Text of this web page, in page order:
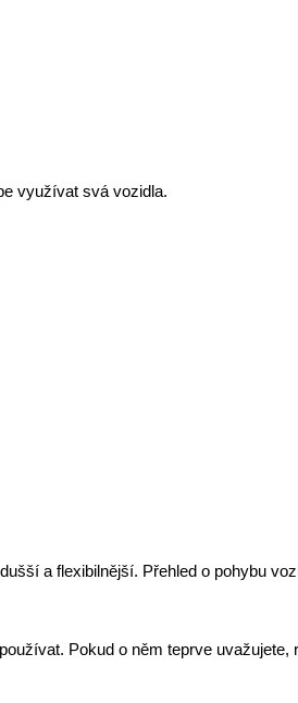
využívat svá vozidla.
a flexibilnější. Přehled o pohybu
Pokud o něm teprve uvažujete,